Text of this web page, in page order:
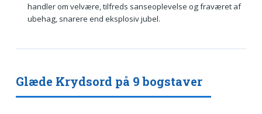
handler om velvære, tilfreds sanseoplevelse og fraværet af
ubehag, snarere end eksplosiv jubel.
Glæde Krydsord på 9 bogstaver